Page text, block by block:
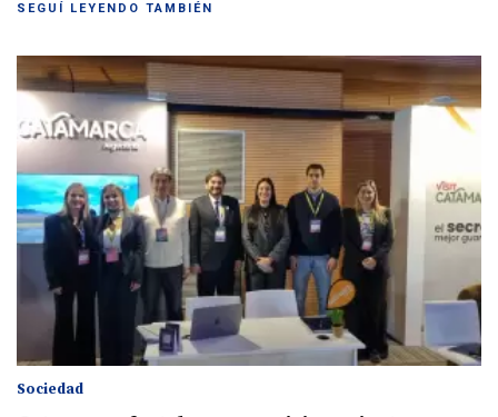
SEGUÍ LEYENDO TAMBIÉN
Sociedad